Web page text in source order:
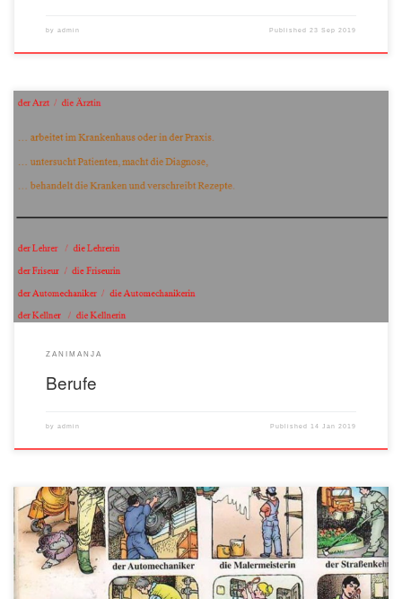
by admin Published23 Sep 2019
ZANIMANJA
Berufe
by admin Published 14 Jan 2019